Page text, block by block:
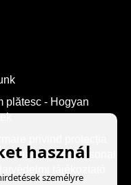
plătesc - Hogyan
cu caracter personal
használ
személyre